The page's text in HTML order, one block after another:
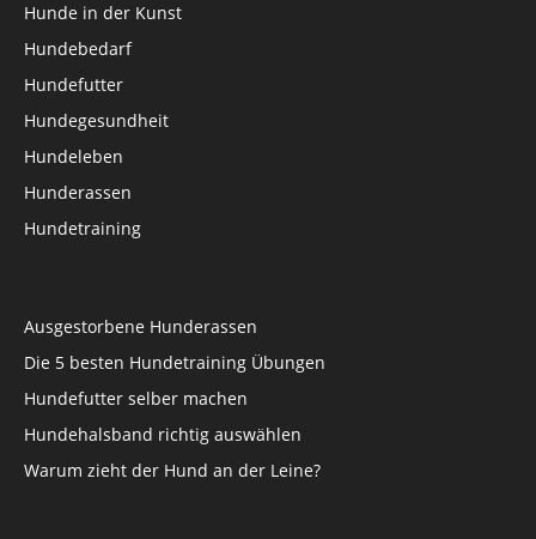
Hunde in der Kunst
Hundebedarf
Hundefutter
Hundegesundheit
Hundeleben
Hunderassen
Hundetraining
Ausgestorbene Hunderassen
Die 5 besten Hundetraining Übungen
Hundefutter selber machen
Hundehalsband richtig auswählen
Warum zieht der Hund an der Leine?